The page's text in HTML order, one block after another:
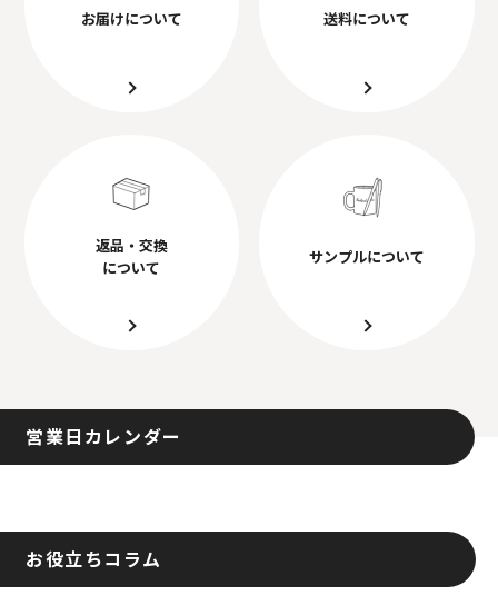
お届けについて 送料について
返品・交換
について
サンプルについて
営業日カレンダー
お役立ちコラム